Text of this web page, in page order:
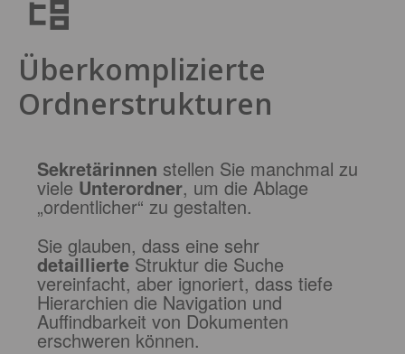
Überkomplizierte
Ordnerstrukturen
Sekretärinnen stellen Sie manchmal zu
viele Unterordner, um die Ablage
„ordentlicher“ zu gestalten.
Sie glauben, dass eine sehr
detaillierteStruktur die Suche
vereinfacht, aber ignoriert, dass tiefe
Hierarchien die Navigation und
Auffindbarkeit von Dokumenten
erschweren können.